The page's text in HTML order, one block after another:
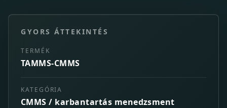
GYORS ÁTTEKINTÉS
TERMÉK
TAMMS-CMMS
KATEGÓRIA
CMMS / karbantartás menedzsment